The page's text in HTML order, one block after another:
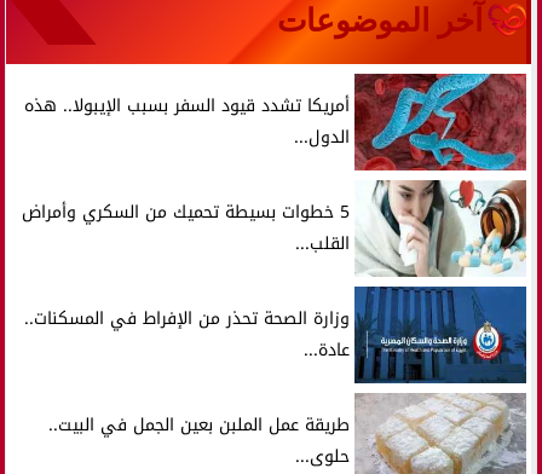
آخر الموضوعات
أمريكا تشدد قيود السفر بسبب الإيبولا.. هذه
الدول...
5 خطوات بسيطة تحميك من السكري وأمراض
القلب...
وزارة الصحة تحذر من الإفراط في المسكنات..
عادة...
طريقة عمل الملبن بعين الجمل في البيت..
حلوى...